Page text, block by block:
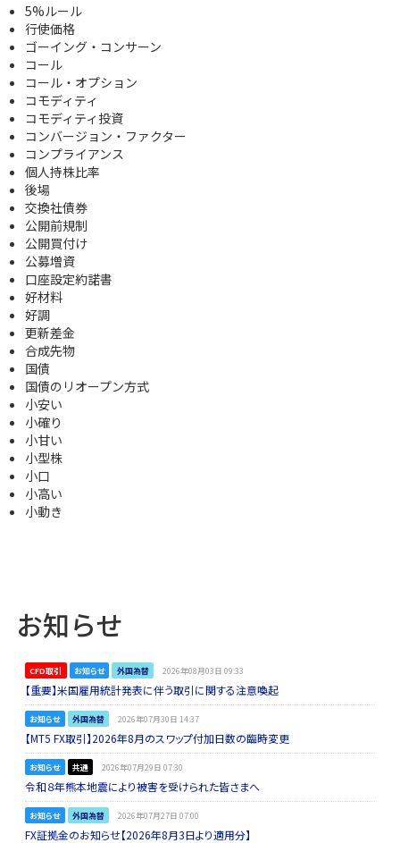
5%ルール
行使価格
ゴーイング・コンサーン
コール
コール・オプション
コモディティ
コモディティ投資
コンバージョン・ファクター
コンプライアンス
個人持株比率
後場
交換社債券
公開前規制
公開買付け
公募増資
口座設定約諾書
好材料
好調
更新差金
合成先物
国債
国債のリオープン方式
小安い
小確り
小甘い
小型株
小口
小高い
小動き
お知らせ
CFD取引 お知らせ 外国為替 2026年08月03日 09:33
【重要】米国雇用統計発表に伴う取引に関する注意喚起
お知らせ 外国為替 2026年07月30日 14:37
【MT5 FX取引】2026年8月のスワップ付加日数の臨時変更
お知らせ 共通 2026年07月29日 07:30
令和８年熊本地震により被害を受けられた皆さまへ
お知らせ 外国為替 2026年07月27日 07:00
FX証拠金のお知らせ【2026年8月3日より適用分】